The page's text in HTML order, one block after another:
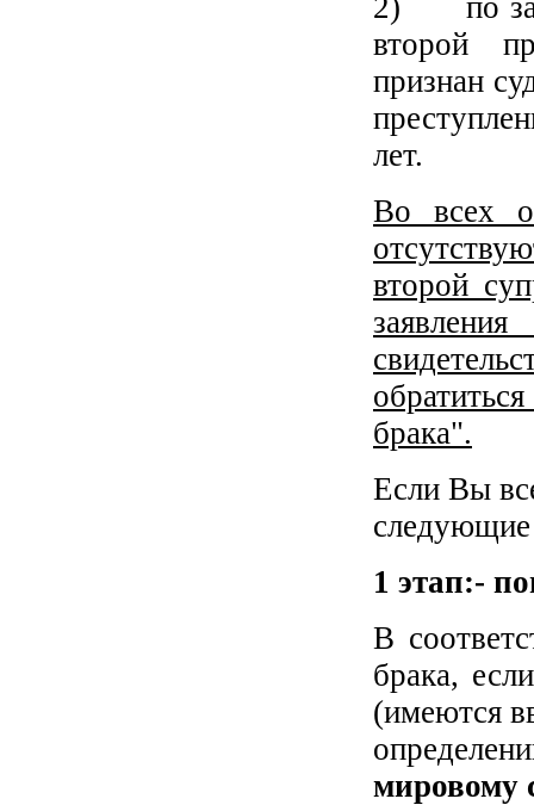
второй
признан
лет.
Во всех
второй
брака".
Если Вы
1 этап:-
В
брака,
(имеются
мировому